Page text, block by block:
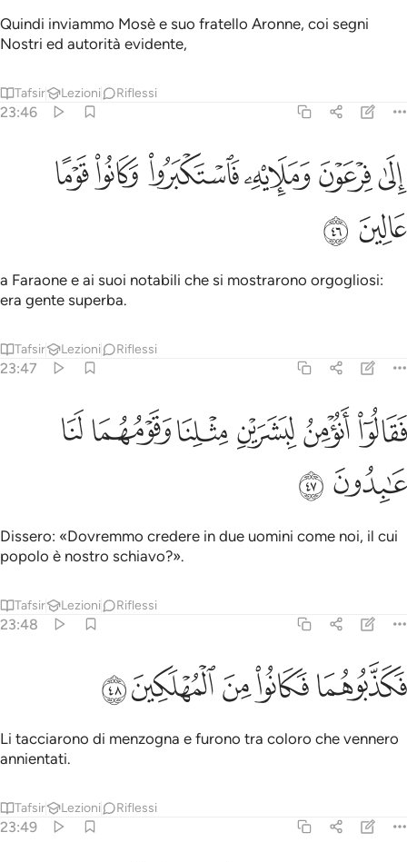
Quindi inviammo Mosè e suo fratello Aronne, coi segni
Nostri ed autorità evidente,
Tafsir Lezioni Riflessi
23:46
الى فرعون ومليه فاستكبروا وكانوا قوما عالين ٤٦
إِلَىٰ فِرْعَوْنَ وَمَلَإِي۟هِۦ فَٱسْتَكْبَرُوا۟ وَكَانُوا۟ قَوْمًا عَالِينَ ٤٦
ﱩﱪﱫﱬﱭﱮ
ﱯ ﱰ
a Faraone e ai suoi notabili che si mostrarono orgogliosi:
era gente superba.
Tafsir Lezioni Riflessi
23:47
فقالوا انومن لبشرين مثلنا وقومهما لنا عابدون ٤٧
فَقَالُوٓا۟ أَنُؤْمِنُ لِبَشَرَيْنِ مِثْلِنَا وَقَوْمُهُمَا لَنَا عَـٰبِدُونَ ٤٧
ﱱﱲﱳﱴﱵﱶ
ﱷﱸ
Dissero: «Dovremmo credere in due uomini come noi, il cui
popolo è nostro schiavo?».
Tafsir Lezioni Riflessi
23:48
فكذبوهما فكانوا من المهلكين ٤٨
فَكَذَّبُوهُمَا فَكَانُوا۟ مِنَ ٱلْمُهْلَكِينَ ٤٨
ﱹﱺﱻﱼﱽ
Li tacciarono di menzogna e furono tra coloro che vennero
annientati.
Tafsir Lezioni Riflessi
23:49